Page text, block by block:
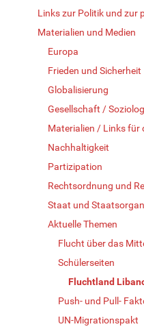
Links zur Politik und zur
Materialien und Medien
Europa
Frieden und Sicherheit
Globalisierung
Gesellschaft /
Materialien / Links für
Nachhaltigkeit
Partizipation
Rechtsordnung und
Staat und
Aktuelle Themen
Flucht über das
Schülerseiten
Fluchtland
Push- und Pull-
UN-Migrationspakt